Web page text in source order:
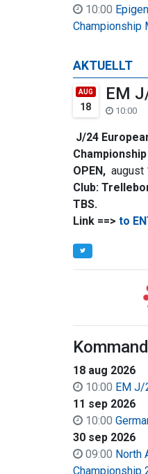
10:00
Championship
AKTUELLT
AUG
18
EM
10:00
J/24
OPEN, august
Club:
TBS.
Link ==> to
18 aug 2026
10:00 EM J/
11 sep 2026
10:00
30 sep 2026
09:00 North
Championship